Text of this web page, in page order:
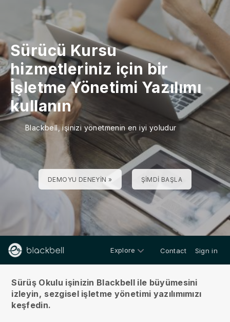
Sürücü Kursu
hizmetleriniz için bir
İşletme Yönetimi Yazılımı
kullanın
Blackbell, işinizi yönetmenin en iyi yoludur
DEMOYU DENEYIN » ŞIMDI BAŞLA
Explore Contact Sign in
Sürüş Okulu işinizin Blackbell ile büyümesini
izleyin, sezgisel işletme yönetimi yazılımımızı
keşfedin.